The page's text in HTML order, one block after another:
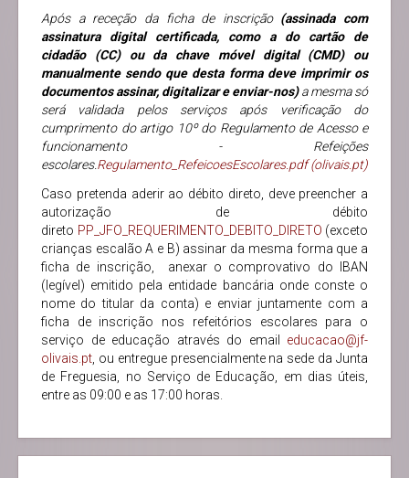
Após a receção da ficha de inscrição(assinada com
assinatura digital certificada, como a do cartão de
cidadão (CC) ou da chave móvel digital (CMD) ou
manualmente sendo que desta forma deve imprimir os
documentos assinar, digitalizar e enviar-nos)a mesma só
será validada pelos serviços após verificação do
cumprimento do artigo 10º do Regulamento de Acesso e
funcionamento - Refeições
escolares.Regulamento_RefeicoesEscolares.pdf (olivais.pt)
Caso pretenda aderir ao débito direto, deve preencher a
autorização de débito
direto PP_JFO_REQUERIMENTO_DEBITO_DIRETO (exceto
crianças escalão A e B) assinar da mesma forma que a
ficha de inscrição, anexar o comprovativo do IBAN
(legível) emitido pela entidade bancária onde conste o
nome do titular da conta) e enviar juntamente com a
ficha de inscrição nos refeitórios escolares para o
serviço de educação através do email educacao@jf-
olivais.pt, ou entregue presencialmente na sede da Junta
de Freguesia, no Serviço de Educação, em dias úteis,
entre as 09:00 e as 17:00 horas.